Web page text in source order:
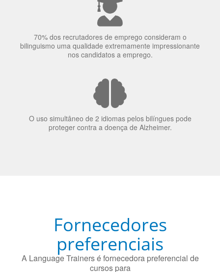
70% dos recrutadores de emprego consideram o
bilinguismo uma qualidade extremamente impressionante
nos candidatos a emprego.
O uso simultâneo de 2 idiomas pelos bilíngues pode
proteger contra a doença de Alzheimer.
Fornecedores
preferenciais
A Language Trainers é fornecedora preferencial de
cursos para